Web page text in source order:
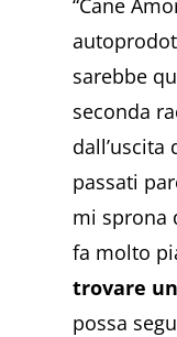
“Cane
sarebbe
seconda
passati
mi sprona
fa molto
trovare
possa